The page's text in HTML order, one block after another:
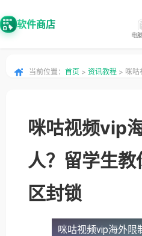
软件商店
电
当前位置： 首页 > 资讯教程 > 咪咕
咪咕视频vip
人？留学生
区封锁
咪咕视频vip海外限